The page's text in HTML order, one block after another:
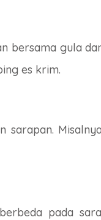
bersama gula
es krim.
sarapan.
pada